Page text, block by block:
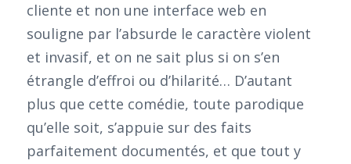
cliente et non une interface web en
souligne par l’absurde le caractère violent
et invasif, et on ne sait plus si on s’en
étrangle d’effroi ou d’hilarité… D’autant
plus que cette comédie, toute parodique
qu’elle soit, s’appuie sur des faits
parfaitement documentés, et que tout y